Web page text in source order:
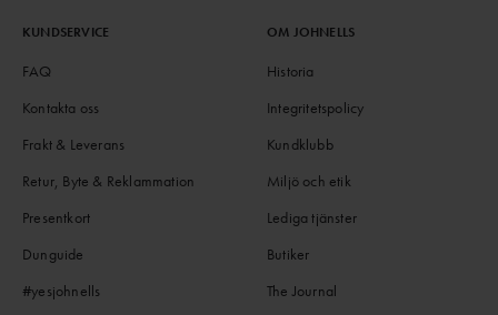
KUNDSERVICE
FAQ
Kontakta oss
Frakt & Leverans
Retur, Byte & Reklammation
Presentkort
Dunguide
#yesjohnells
OM JOHNELLS
Historia
Integritetspolicy
Kundklubb
Miljö och etik
Lediga tjänster
Butiker
The Journal